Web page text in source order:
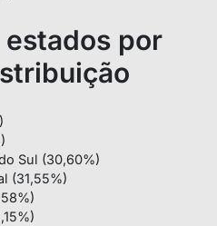
estados por
Sul (30,60%)
(31,55%)